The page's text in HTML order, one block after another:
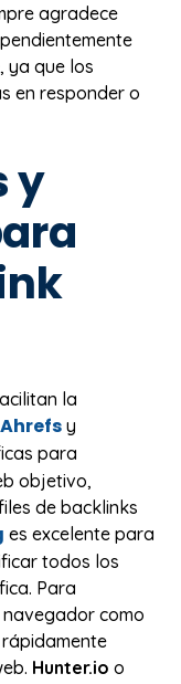
agradece
ya que los
en responder o
y
la
Ahrefs y
para
objetivo,
de backlinks
es excelente para
todos los
Para
como
Hunter.io o